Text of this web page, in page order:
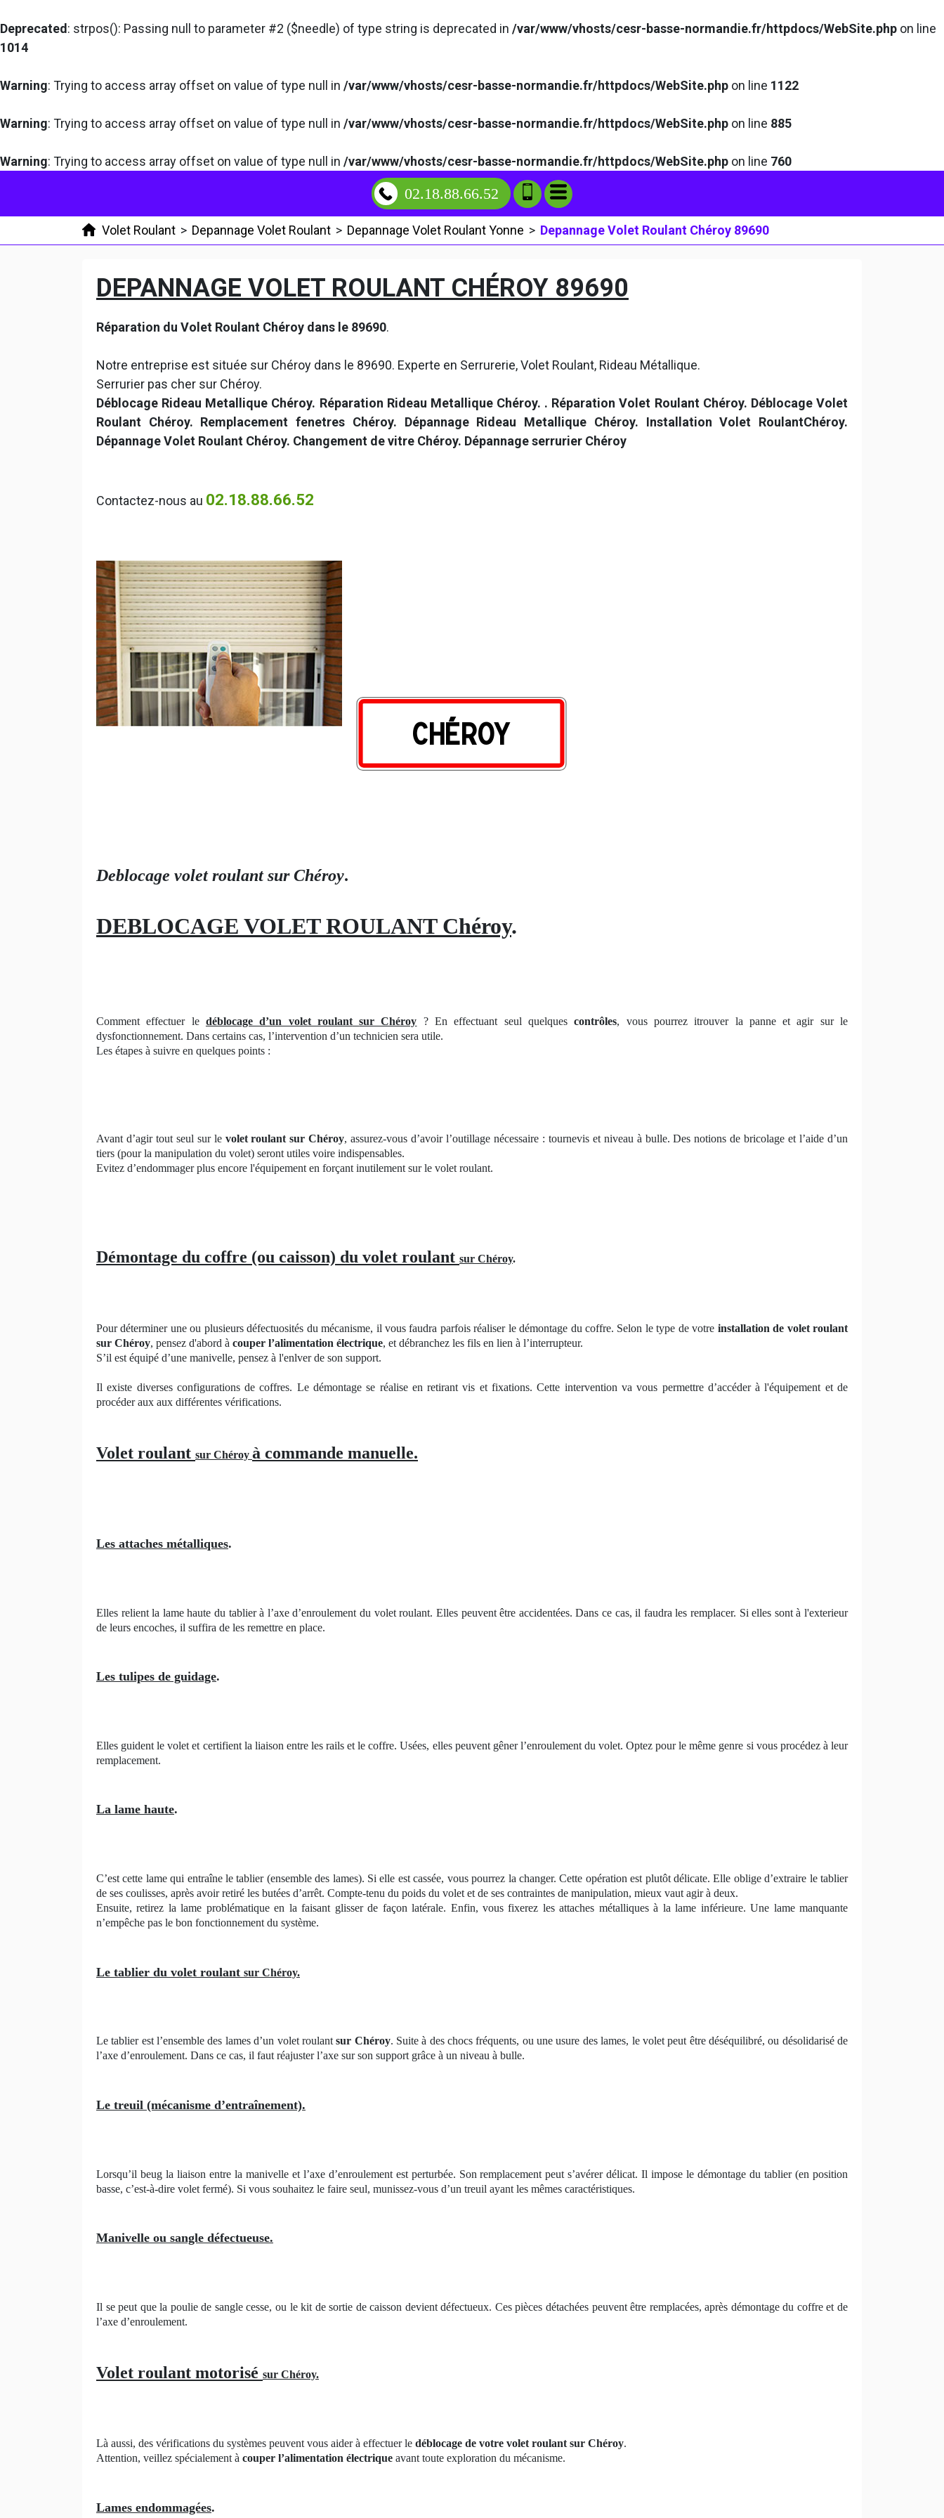
Deprecated : strpos(): Passing null to parameter #2 ($needle) of type string is deprecated in /var/www/vhosts/cesr-basse-normandie.fr/httpdocs/WebSite.php on line
1014
Warning: Trying to access array offset on value of type null in /var/www/vhosts/cesr-basse-normandie.fr/httpdocs/WebSite.php on line 1122
Warning: Trying to access array offset on value of type null in /var/www/vhosts/cesr-basse-normandie.fr/httpdocs/WebSite.php on line 885
Warning: Trying to access array offset on value of type null in /var/www/vhosts/cesr-basse-normandie.fr/httpdocs/WebSite.php on line 760
02.18.88.66.52
Volet Roulant > Depannage Volet Roulant > Depannage Volet Roulant Yonne > Depannage Volet Roulant Chéroy 89690
DEPANNAGE VOLET ROULANT CHÉROY 89690
Réparation du Volet Roulant Chéroy dans le 89690.
Notre entreprise est située sur Chéroy dans le 89690. Experte en Serrurerie, Volet Roulant, Rideau Métallique.
Serrurier pas cher sur Chéroy.
Déblocage Rideau Metallique Chéroy. Réparation Rideau Metallique Chéroy. . Réparation Volet Roulant Chéroy. Déblocage Volet
Roulant Chéroy. Remplacement fenetres Chéroy. Dépannage Rideau Metallique Chéroy. Installation Volet RoulantChéroy.
Dépannage Volet Roulant Chéroy. Changement de vitre Chéroy. Dépannage serrurier Chéroy
Contactez-nous au 02.18.88.66.52
Deblocage volet roulant sur Chéroy.
DEBLOCAGE VOLET ROULANT Chéroy.
Comment effectuer le déblocage d’un volet roulant sur Chéroy ? En effectuant seul quelquescontrôles, vous pourrez itrouver la panne et agir sur le
dysfonctionnement. Dans certains cas, l’intervention d’un technicien sera utile.
Les étapes à suivre en quelques points :
Avant d’agir tout seul sur le volet roulant sur Chéroy, assurez-vous d’avoir l’outillage nécessaire : tournevis et niveau à bulle. Des notions de bricolage et l’aide d’un
tiers (pour la manipulation du volet) seront utiles voire indispensables.
Evitez d’endommager plus encore l'équipement en forçant inutilement sur le volet roulant.
Démontage du coffre (ou caisson) du volet roulant sur Chéroy.
Pour déterminer une ou plusieurs défectuosités du mécanisme, il vous faudra parfois réaliser le démontage du coffre. Selon le type de votre installation de volet roulant
sur Chéroy, pensez d'abord à couper l’alimentation électrique, et débranchez les fils en lien à l’interrupteur.
S’il est équipé d’une manivelle, pensez à l'enlver de son support.
Il existe diverses configurations de coffres. Le démontage se réalise en retirant vis et fixations. Cette intervention va vous permettre d’accéder à l'équipement et de
procéder aux aux différentes vérifications.
Volet roulant sur Chéroy à commande manuelle.
Les attaches métalliques.
Elles relient la lame haute du tablier à l’axe d’enroulement du volet roulant. Elles peuvent être accidentées. Dans ce cas, il faudra les remplacer. Si elles sont à l'exterieur
de leurs encoches, il suffira de les remettre en place.
Les tulipes de guidage.
Elles guident le volet et certifient la liaison entre les rails et le coffre. Usées, elles peuvent gêner l’enroulement du volet. Optez pour le même genre si vous procédez à leur
remplacement.
La lame haute.
C’est cette lame qui entraîne le tablier (ensemble des lames). Si elle est cassée, vous pourrez la changer. Cette opération est plutôt délicate. Elle oblige d’extraire le tablier
de ses coulisses, après avoir retiré les butées d’arrêt. Compte-tenu du poids du volet et de ses contraintes de manipulation, mieux vaut agir à deux.
Ensuite, retirez la lame problématique en la faisant glisser de façon latérale. Enfin, vous fixerez les attaches métalliques à la lame inférieure. Une lame manquante
n’empêche pas le bon fonctionnement du système.
Le tablier du volet roulant sur Chéroy.
Le tablier est l’ensemble des lames d’un volet roulantsur Chéroy. Suite à des chocs fréquents, ou une usure des lames, le volet peut être déséquilibré, ou désolidarisé de
l’axe d’enroulement. Dans ce cas, il faut réajuster l’axe sur son support grâce à un niveau à bulle.
Le treuil (mécanisme d’entraînement).
Lorsqu’il beug la liaison entre la manivelle et l’axe d’enroulement est perturbée. Son remplacement peut s’avérer délicat. Il impose le démontage du tablier (en position
basse, c’est-à-dire volet fermé). Si vous souhaitez le faire seul, munissez-vous d’un treuil ayant les mêmes caractéristiques.
Manivelle ou sangle défectueuse.
Il se peut que la poulie de sangle cesse, ou le kit de sortie de caisson devient défectueux. Ces pièces détachées peuvent être remplacées, après démontage du coffre et de
l’axe d’enroulement.
Volet roulant motorisé sur Chéroy.
Là aussi, des vérifications du systèmes peuvent vous aider à effectuer le déblocage de votre volet roulant sur Chéroy.
Attention, veillez spécialement à couper l’alimentation électrique avant toute exploration du mécanisme.
Lames endommagées.